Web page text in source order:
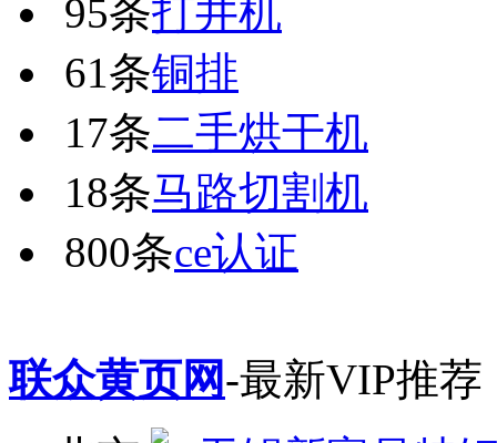
95条打井机
61条铜排
17条二手烘干机
18条马路切割机
800条ce认证
联众黄页网-最新VIP推荐